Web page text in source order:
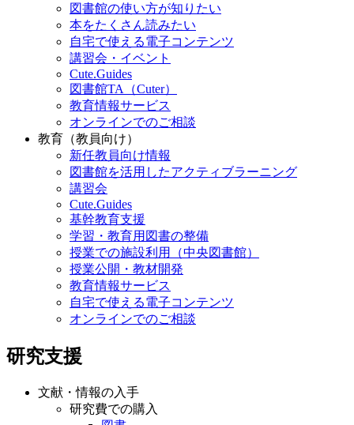
図書館の使い方が知りたい
本をたくさん読みたい
自宅で使える電子コンテンツ
講習会・イベント
Cute.Guides
図書館TA（Cuter）
教育情報サービス
オンラインでのご相談
教育（教員向け）
新任教員向け情報
図書館を活用したアクティブラーニング
講習会
Cute.Guides
基幹教育支援
学習・教育用図書の整備
授業での施設利用（中央図書館）
授業公開・教材開発
教育情報サービス
自宅で使える電子コンテンツ
オンラインでのご相談
研究支援
文献・情報の入手
研究費での購入